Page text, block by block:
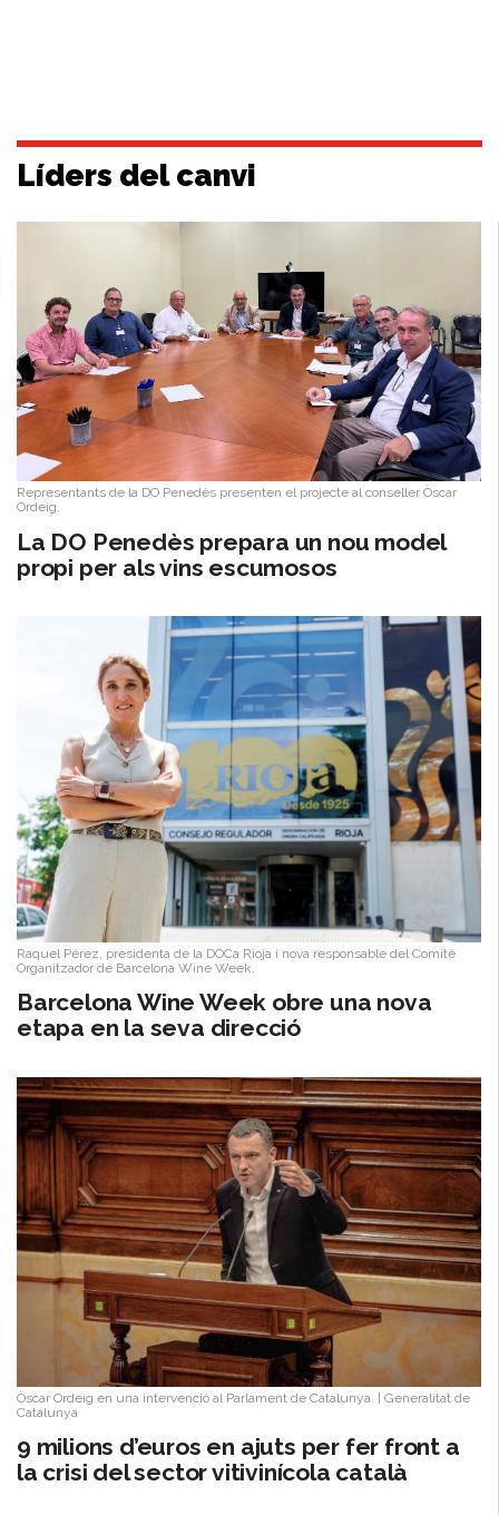
Líders del canvi
Representants de la DO Penedès presenten el projecte al conseller Òscar
Ordeig.
​La DO Penedès prepara un nou model
propi per als vins escumosos
Raquel Pérez, presidenta de la DOCa Rioja i nova responsable del Comitè
Organitzador de Barcelona Wine Week.
Barcelona Wine Week obre una nova
etapa en la seva direcció
Òscar Ordeig en una intervenció al Parlament de Catalunya. | Generalitat de
Catalunya
9 milions d’euros en ajuts per fer front a
la crisi del sector vitivinícola català